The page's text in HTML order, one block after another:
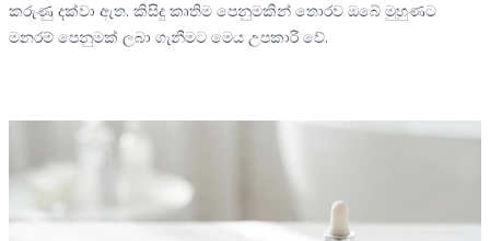
කරුණු දක්වා ඇත. කිසිදු කෘතිම පෙනුමකින් තොරව ඔබේ මුහුණට
මනරම් පෙනුමක් ලබා ගැනීමට මෙය උපකාරී වේ.